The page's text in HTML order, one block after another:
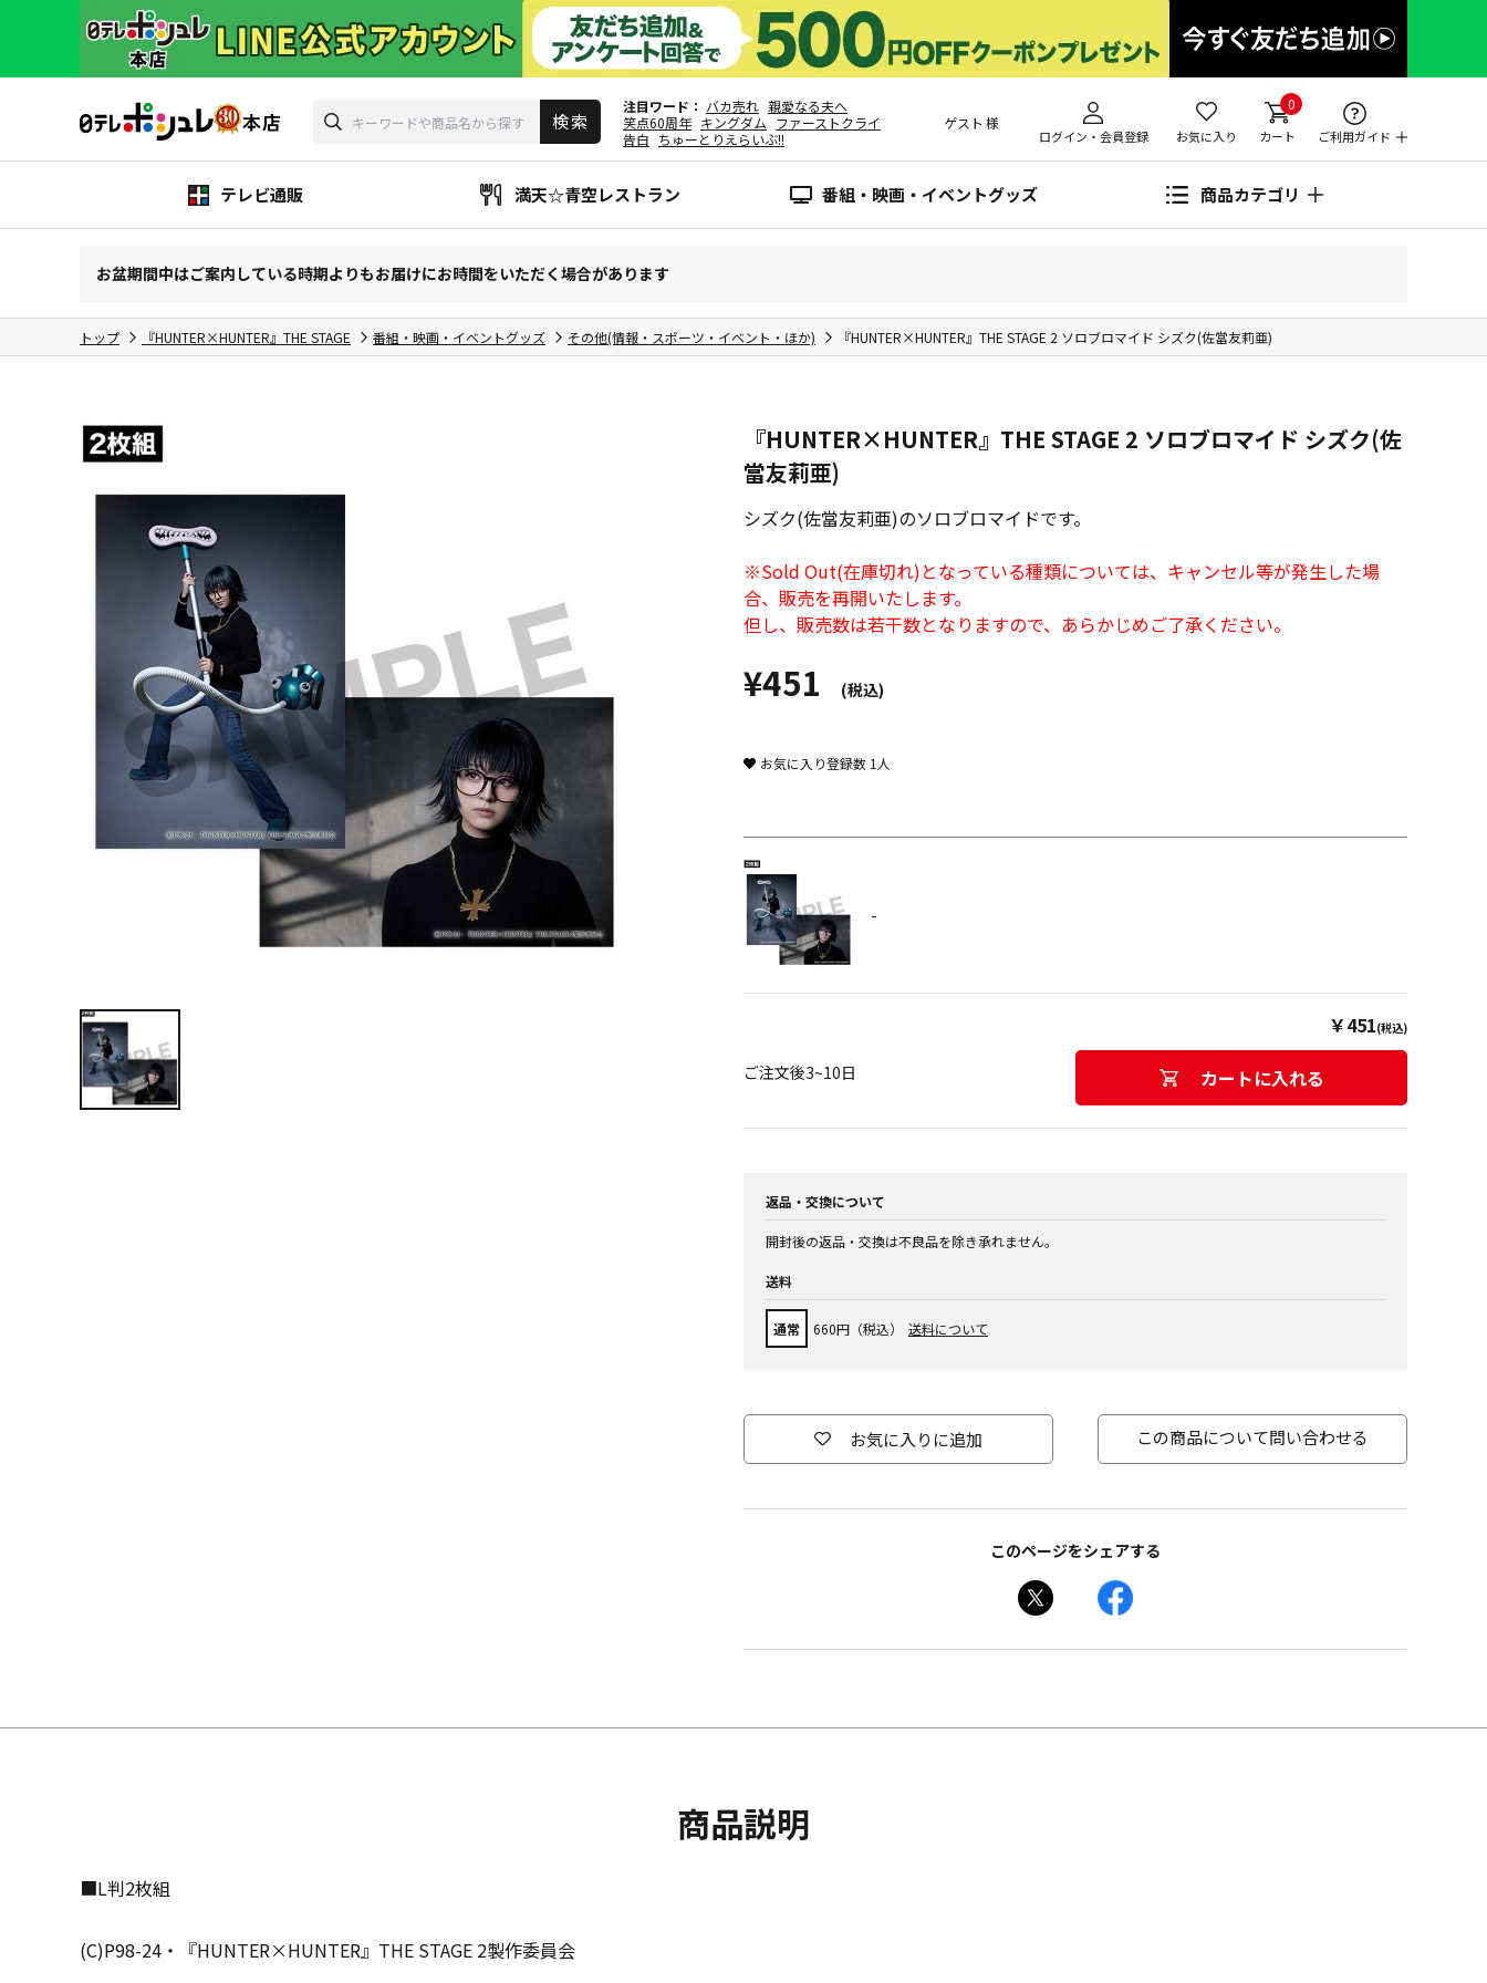
注目ワード バカ売れ 親愛なる夫へ
笑点60周年 キングダム ファーストクライ
告白 ちゅーとりえらいぶ!!
ゲスト 様
ログイン・会員登録 お気に入り
0
カート ご利用ガイド
テレビ通販 満天☆青空レストラン 番組・映画・イベントグッズ 商品カテゴリ
お盆期間中はご案内している時期よりもお届けにお時間をいただく場合があります
トップ 『HUNTER×HUNTER』THE STAGE 番組・映画・イベントグッズ その他(情報・スポーツ・イベント・ほか) 『HUNTER×HUNTER』THE STAGE 2 ソロブロマイド シズク(佐當友莉亜)
『HUNTER×HUNTER』THE STAGE 2 ソロブロマイド シズク(佐
當友莉亜)
シズク(佐當友莉亜)のソロブロマイドです。
※Sold Out(在庫切れ)となっている種類については、キャンセル等が発生した場
合、販売を再開いたします。
但し、販売数は若干数となりますので、あらかじめご了承ください。
¥451 (税込)
お気に入り登録数 1 人
-
￥451(税込)
ご注文後3~10日 カートに入れる
返品・交換について
開封後の返品・交換は不良品を除き承れません。
送料
通常 660円（税込） 送料について
お気に入りに追加 この商品について問い合わせる
このページをシェアする
商品説明
■L判2枚組
(C)P98-24・『HUNTER×HUNTER』THE STAGE 2製作委員会